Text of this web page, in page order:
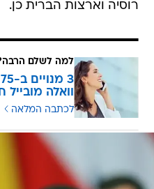
רוסיה וארצות הברית כן.
למה לשלם
וואלה מובייל
לכתבה המלאה